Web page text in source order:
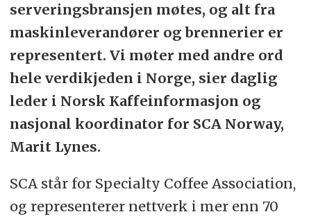
serveringsbransjen møtes, og alt fra
maskinleverandører og brennerier er
representert. Vi møter med andre ord
hele verdikjeden i Norge, sier daglig
leder i Norsk Kaffeinformasjon og
nasjonal koordinator for SCA Norway,
Marit Lynes.
SCA står for Specialty Coffee Association,
og representerer nettverk i mer enn 70